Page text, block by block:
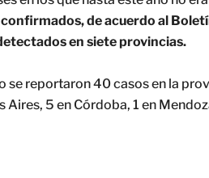
de acuerdo al
en siete provincias.
se reportaron 40 casos en la
5 en Córdoba, 1 en